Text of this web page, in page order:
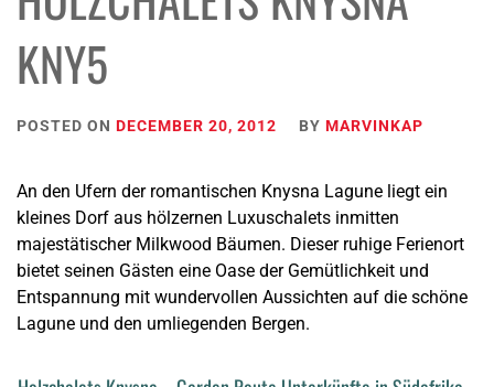
KNY5
POSTED ON DECEMBER 20, 2012 BY MARVINKAP
An den Ufern der romantischen Knysna Lagune liegt ein
kleines Dorf aus hölzernen Luxuschalets inmitten
majestätischer Milkwood Bäumen. Dieser ruhige Ferienort
bietet seinen Gästen eine Oase der Gemütlichkeit und
Entspannung mit wundervollen Aussichten auf die schöne
Lagune und den umliegenden Bergen.